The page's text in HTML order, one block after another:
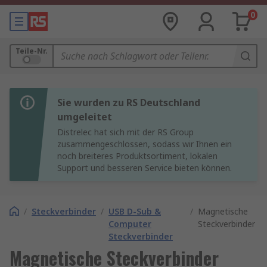
0
Teile-Nr.
Sie wurden zu RS Deutschland
umgeleitet
Distrelec hat sich mit der RS Group
zusammengeschlossen, sodass wir Ihnen ein
noch breiteres Produktsortiment, lokalen
Support und besseren Service bieten können.
/ Steckverbinder / USB D-Sub &
Computer
Steckverbinder
/ Magnetische
Steckverbinder
Magnetische Steckverbinder